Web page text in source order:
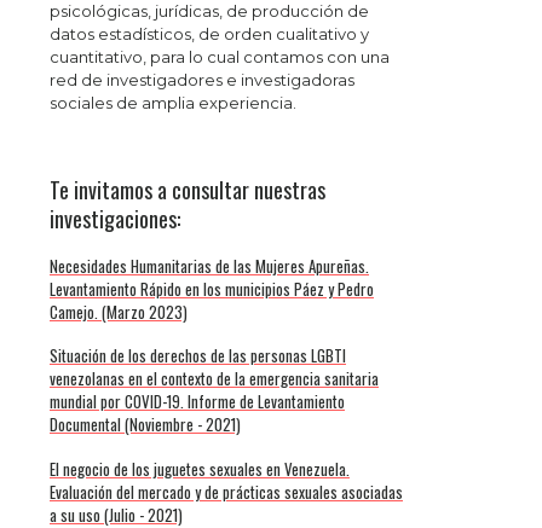
psicológicas, jurídicas, de producción de
datos estadísticos, de orden cualitativo y
cuantitativo, para lo cual contamos con una
red de investigadores e investigadoras
sociales de amplia experiencia.
Te invitamos a consultar nuestras
investigaciones:
Necesidades Humanitarias de las Mujeres Apureñas.
Levantamiento Rápido en los municipios Páez y Pedro
Camejo. (Marzo 2023)
Situación de los derechos de las personas LGBTI
venezolanas en el contexto de la emergencia sanitaria
mundial por COVID-19. Informe de Levantamiento
Documental (Noviembre - 2021)
El negocio de los juguetes sexuales en Venezuela.
Evaluación del mercado y de prácticas sexuales asociadas
a su uso (Julio - 2021)